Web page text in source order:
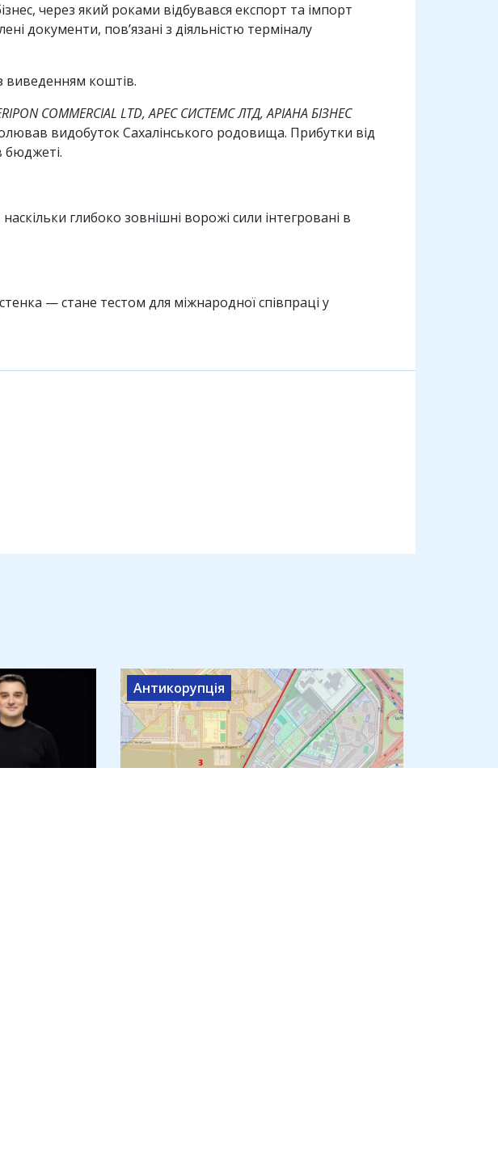
через який роками відбувався експорт та імпорт
документи, пов’язані з діяльністю терміналу
виведенням коштів.
COMMERCIAL LTD, АРЕС СИСТЕМС ЛТД, АРІАНА БІЗНЕС
видобуток Сахалінського родовища. Прибутки від
бюджеті.
глибоко зовнішні ворожі сили інтегровані в
— стане тестом для міжнародної співпраці у
Антикорупція